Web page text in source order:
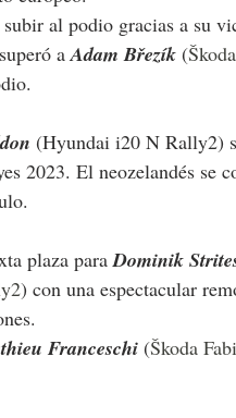
al podio gracias a su
a Adam Březík (
(Hyundai i20 N Rally2)
2023. El neozelandés se
plaza para Dominik
) con una espectacular
Franceschi (Škoda